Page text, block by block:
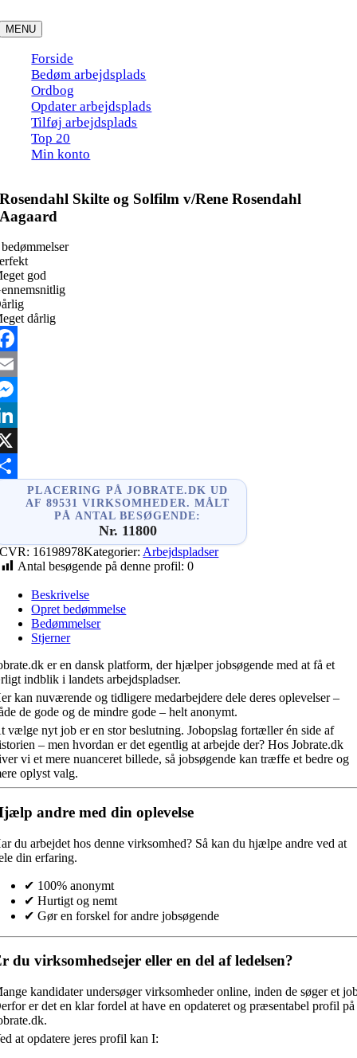
to
content
MENU
Forside
Bedøm arbejdsplads
Ordbog
Opdater arbejdsplads
Tilføj arbejdsplads
Top 20
Min konto
Rosendahl Skilte og Solfilm v/Rene Rosendahl
Aagaard
god
dårlig
PLACERING PÅ JOBRATE.DK UD
AF 89531 VIRKSOMHEDER. MÅLT
PÅ ANTAL BESØGENDE:
Nr. 11800
CVR: 16198978Kategorier: Arbejdspladser
Antal besøgende på denne profil: 0
Beskrivelse
Opret bedømmelse
Bedømmelser
Stjerner
er en dansk platform, der hjælper jobsøgende med at få et
indblik i landets arbejdspladser.
kan nuværende og tidligere medarbejdere dele deres oplevelser –
de gode og de mindre gode – helt anonymt.
vælge nyt job er en stor beslutning. Jobopslag fortæller én side af
– men hvordan er det egentlig at arbejde der? Hos Jobrate.dk
vi et mere nuanceret billede, så jobsøgende kan træffe et bedre og
oplyst valg.
andre med din oplevelse
du arbejdet hos denne virksomhed? Så kan du hjælpe andre ved at
din erfaring.
✔ 100% anonymt
✔ Hurtigt og nemt
✔ Gør en forskel for andre jobsøgende
du virksomhedsejer eller en del af ledelsen?
kandidater undersøger virksomheder online, inden de søger et
er det en klar fordel at have en opdateret og præsentabel profil på
at opdatere jeres profil kan I: